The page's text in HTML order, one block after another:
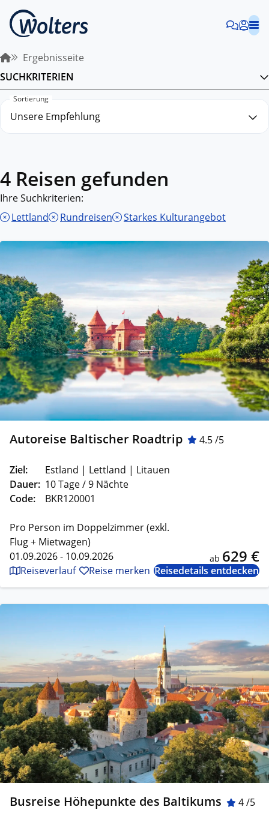
Ergebnisseite
SUCHKRITERIEN
Sortierung
4 Reisen gefunden
Ihre Suchkriterien:
Lettland
Rundreisen Starkes Kulturangebot
Autoreise Baltischer Roadtrip 4.5 /5
Ziel:
Estland | Lettland | Litauen
Dauer: 10 Tage / 9 Nächte
Code:
BKR120001
Pro Person im Doppelzimmer (exkl.
Flug + Mietwagen)
01.09.2026 - 10.09.2026
ab 629 €
Reiseverlauf Reise merken Reisedetails entdecken
Busreise Höhepunkte des Baltikums 4 /5